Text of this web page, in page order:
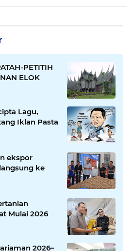
PETITIH
ELOK
Lagu,
Iklan Pasta
ekspor
ke
Mulai 2026
2026–